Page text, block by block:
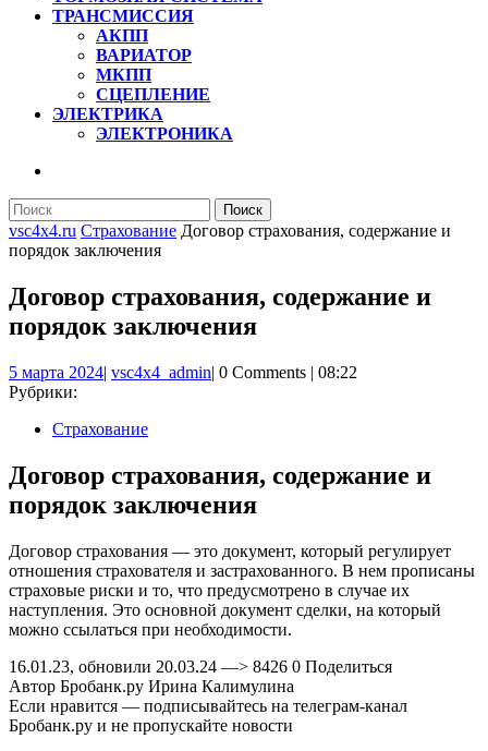
ТРАНСМИССИЯ
АКПП
ВАРИАТОР
МКПП
СЦЕПЛЕНИЕ
ЭЛЕКТРИКА
ЭЛЕКТРОНИКА
КНОПКА
Найти:
vsc4x4.ru Страхование Договор страхования, содержание и
порядок заключения
Договор страхования, содержание и
порядок заключения
5 марта 20245| vsc4x4_adminvsc4x4_admin
| 0 Comments | 08:22
Рубрики:
Страхование
Договор страхования, содержание и
порядок заключения
Договор страхования — это документ, который регулирует
отношения страхователя и застрахованного. В нем прописаны
страховые риски и то, что предусмотрено в случае их
наступления. Это основной документ сделки, на который
можно ссылаться при необходимости.
16.01.23, обновили 20.03.24 —> 8426 0 Поделиться
Автор Бробанк.ру Ирина Калимулина
Если нравится — подписывайтесь на телеграм-канал
Бробанк.ру и не пропускайте новости